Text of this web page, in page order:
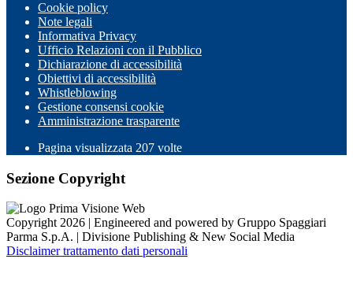
Cookie policy
Note legali
Informativa Privacy
Ufficio Relazioni con il Pubblico
Dichiarazione di accessibilità
Obiettivi di accessibilità
Whistleblowing
Gestione consensi cookie
Amministrazione trasparente
Pagina visualizzata 207 volte
Sezione Copyright
Copyright 2026 | Engineered and powered by Gruppo Spaggiari
Parma S.p.A. | Divisione Publishing & New Social Media
Disclaimer trattamento dati personali